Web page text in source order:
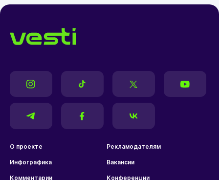
О проекте Рекламодателям
Инфографика Вакансии
Комментарии Конференции